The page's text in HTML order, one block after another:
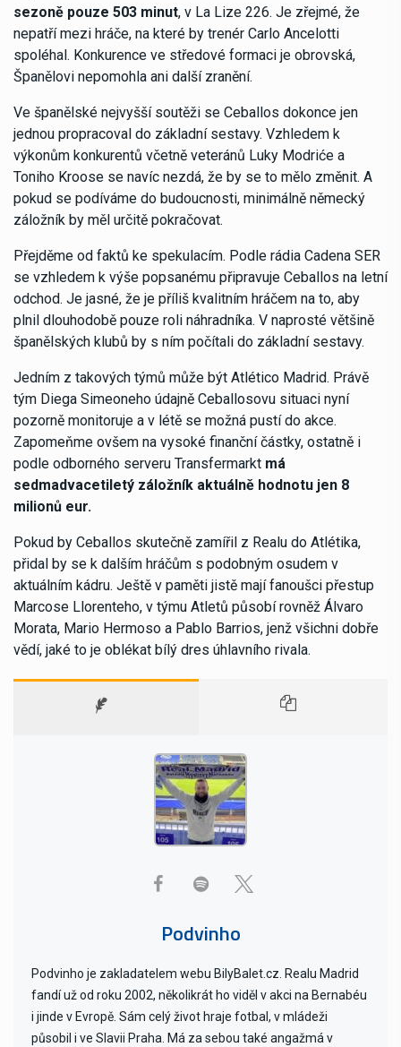
sezoně pouze 503 minut, v La Lize 226. Je zřejmé, že
nepatří mezi hráče, na které by trenér Carlo Ancelotti
spoléhal. Konkurence ve středové formaci je obrovská,
Španělovi nepomohla ani další zranění.
Ve španělské nejvyšší soutěži se Ceballos dokonce jen
jednou propracoval do základní sestavy. Vzhledem k
výkonům konkurentů včetně veteránů Luky Modriće a
Toniho Kroose se navíc nezdá, že by se to mělo změnit. A
pokud se podíváme do budoucnosti, minimálně německý
záložník by měl určitě pokračovat.
Přejděme od faktů ke spekulacím. Podle rádia Cadena SER
se vzhledem k výše popsanému připravuje Ceballos na letní
odchod. Je jasné, že je příliš kvalitním hráčem na to, aby
plnil dlouhodobě pouze roli náhradníka. V naprosté většině
španělských klubů by s ním počítali do základní sestavy.
Jedním z takových týmů může být Atlético Madrid. Právě
tým Diega Simeoneho údajně Ceballosovu situaci nyní
pozorně monitoruje a v létě se možná pustí do akce.
Zapomeňme ovšem na vysoké finanční částky, ostatně i
podle odborného serveru Transfermarkt má
sedmadvacetiletý záložník aktuálně hodnotu jen 8
milionů eur.
Pokud by Ceballos skutečně zamířil z Realu do Atlétika,
přidal by se k dalším hráčům s podobným osudem v
aktuálním kádru. Ještě v paměti jistě mají fanoušci přestup
Marcose Llorenteho, v týmu Atletů působí rovněž Álvaro
Morata, Mario Hermoso a Pablo Barrios, jenž všichni dobře
vědí, jaké to je oblékat bílý dres úhlavního rivala.
Podvinho
Podvinho je zakladatelem webu BilyBalet.cz. Realu Madrid
fandí už od roku 2002, několikrát ho viděl v akci na Bernabéu
i jinde v Evropě. Sám celý život hraje fotbal, v mládeži
působil i ve Slavii Praha. Má za sebou také angažmá v